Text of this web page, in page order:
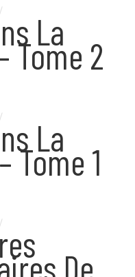
/ La
Tome 2
/ La
Tome 1
/
De